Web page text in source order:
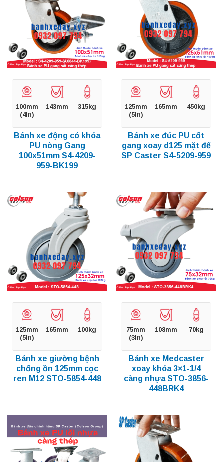
100mm
(4in)
143mm 315kg
Bánh xe động có khóa
PU nòng Gang
100x51mm S4-4209-
959-BK199
125mm
(5in)
165mm 450kg
Bánh xe đúc PU cốt
gang xoay d125 mặt đế
SP Caster S4-5209-959
125mm
(5in)
165mm 100kg
Bánh xe giường bệnh
chống ồn 125mm cọc
ren M12 STO-5854-448
75mm
(3in)
108mm 70kg
Bánh xe Medcaster
xoay khóa 3×1-1/4
càng nhựa STO-3856-
448BRK4